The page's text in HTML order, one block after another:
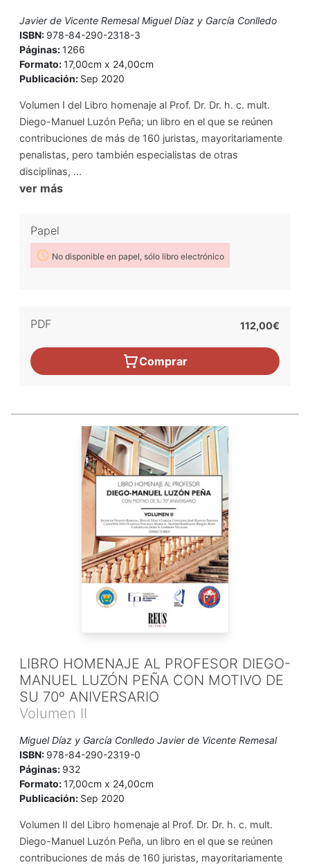
Javier de Vicente Remesal Miguel Díaz y García Conlledo
ISBN: 978-84-290-2318-3
Páginas:1266
Formato:17,00cm x 24,00cm
Publicación: Sep 2020
Volumen I del Libro homenaje al Prof. Dr. Dr. h. c. mult.
Diego-Manuel Luzón Peña; un libro en el que se reúnen
contribuciones de más de 160 juristas, mayoritariamente
penalistas, pero también especialistas de otras
disciplinas, ...
ver más
Papel
No disponible en papel, sólo libro electrónico
PDF 112,00€
Comprar
LIBRO HOMENAJE AL PROFESOR DIEGO-
MANUEL LUZÓN PEÑA CON MOTIVO DE
SU 70º ANIVERSARIO
Volumen II
Miguel Díaz y García Conlledo Javier de Vicente Remesal
ISBN: 978-84-290-2319-0
Páginas: 932
Formato:17,00cm x 24,00cm
Publicación: Sep 2020
Volumen II del Libro homenaje al Prof. Dr. Dr. h. c. mult.
Diego-Manuel Luzón Peña, un libro en el que se reúnen
contribuciones de más de 160 juristas, mayoritariamente